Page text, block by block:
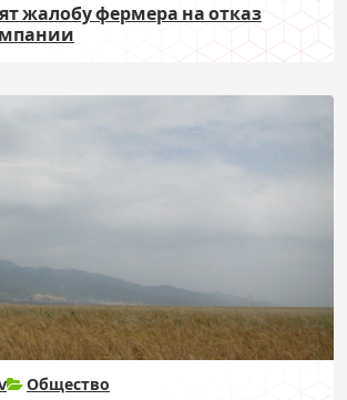
жалобу фермера на отказ
Общество